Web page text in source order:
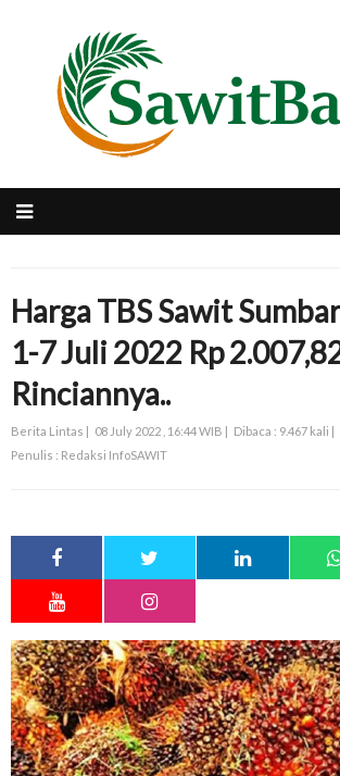
Harga TBS Sawit
1-7 Juli 2022 Rp
Rinciannya..
Berita Lintas | 08 July 2022 , 16:44 WIB | Dibaca : 9.467 kali |
Penulis : Redaksi InfoSAWIT